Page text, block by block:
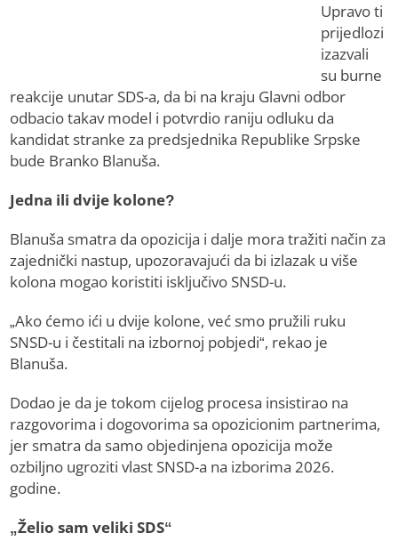
Upravo ti
prijedlozi
izazvali
su burne
reakcije unutar SDS-a, da bi na kraju Glavni odbor
odbacio takav model i potvrdio raniju odluku da
kandidat stranke za predsjednika Republike Srpske
bude Branko Blanuša.
Jedna ili dvije kolone?
Blanuša smatra da opozicija i dalje mora tražiti način za
zajednički nastup, upozoravajući da bi izlazak u više
kolona mogao koristiti isključivo SNSD-u.
„Ako ćemo ići u dvije kolone, već smo pružili ruku
SNSD-u i čestitali na izbornoj pobjedi“, rekao je
Blanuša.
Dodao je da je tokom cijelog procesa insistirao na
razgovorima i dogovorima sa opozicionim partnerima,
jer smatra da samo objedinjena opozicija može
ozbiljno ugroziti vlast SNSD-a na izborima 2026.
godine.
„Želio sam veliki SDS“